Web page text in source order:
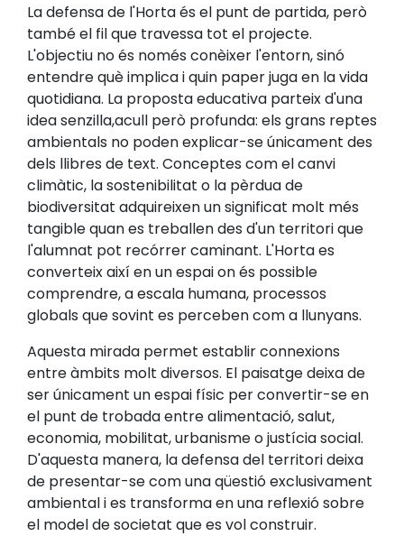
La defensa de l'Horta és el punt de partida, però
també el fil que travessa tot el projecte.
L'objectiu no és només conèixer l'entorn, sinó
entendre què implica i quin paper juga en la vida
quotidiana. La proposta educativa parteix d'una
idea senzilla,acull però profunda: els grans reptes
ambientals no poden explicar-se únicament des
dels llibres de text. Conceptes com el canvi
climàtic, la sostenibilitat o la pèrdua de
biodiversitat adquireixen un significat molt més
tangible quan es treballen des d'un territori que
l'alumnat pot recórrer caminant. L'Horta es
converteix així en un espai on és possible
comprendre, a escala humana, processos
globals que sovint es perceben com a llunyans.
Aquesta mirada permet establir connexions
entre àmbits molt diversos. El paisatge deixa de
ser únicament un espai físic per convertir-se en
el punt de trobada entre alimentació, salut,
economia, mobilitat, urbanisme o justícia social.
D'aquesta manera, la defensa del territori deixa
de presentar-se com una qüestió exclusivament
ambiental i es transforma en una reflexió sobre
el model de societat que es vol construir.